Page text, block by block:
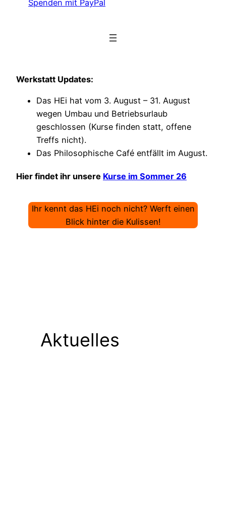
Spenden mit PayPal
Werkstatt Updates:
Das HEi hat vom 3. August – 31. August
wegen Umbau und Betriebsurlaub
geschlossen (Kurse finden statt, offene
Treffs nicht).
Das Philosophische Café entfällt im August.
Hier findet ihr unsere Kurse im Sommer 26
Ihr kennt das HEi noch nicht? Werft einen
Blick hinter die Kulissen!
Aktuelles